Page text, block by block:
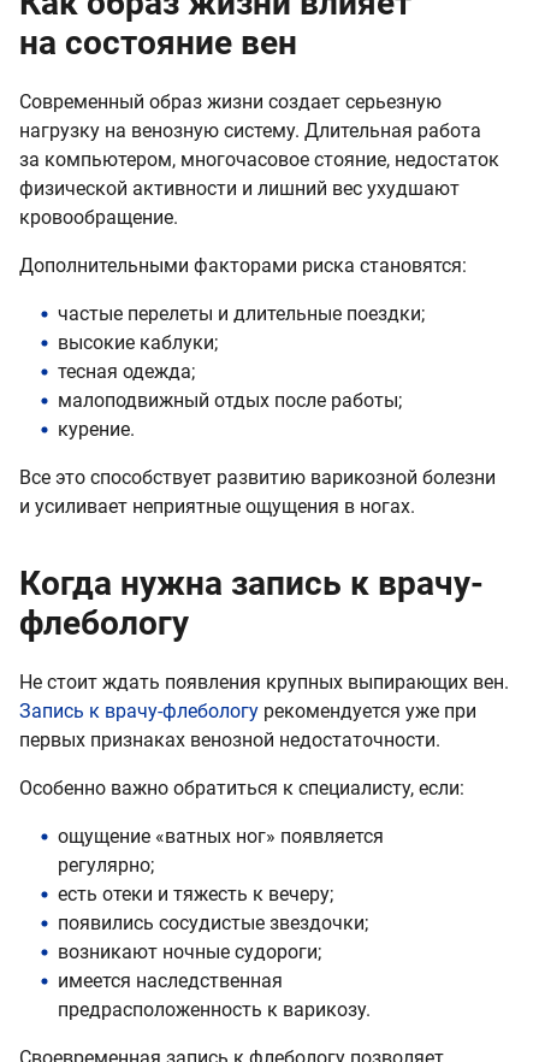
на состояние вен
Современный образ жизни создает серьезную
нагрузку на венозную систему. Длительная работа
за компьютером, многочасовое стояние, недостаток
физической активности и лишний вес ухудшают
кровообращение.
Дополнительными факторами риска становятся:
частые перелеты и длительные поездки;
высокие каблуки;
тесная одежда;
малоподвижный отдых после работы;
курение.
Все это способствует развитию варикозной болезни
и усиливает неприятные ощущения в ногах.
Когда нужна запись к врачу-
флебологу
Не стоит ждать появления крупных выпирающих вен.
Запись к врачу-флебологу рекомендуется уже при
первых признаках венозной недостаточности.
Особенно важно обратиться к специалисту, если:
ощущение «ватных ног» появляется
регулярно;
есть отеки и тяжесть к вечеру;
появились сосудистые звездочки;
возникают ночные судороги;
имеется наследственная
предрасположенность к варикозу.